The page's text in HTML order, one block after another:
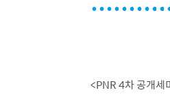
<PNR 4차 공개세